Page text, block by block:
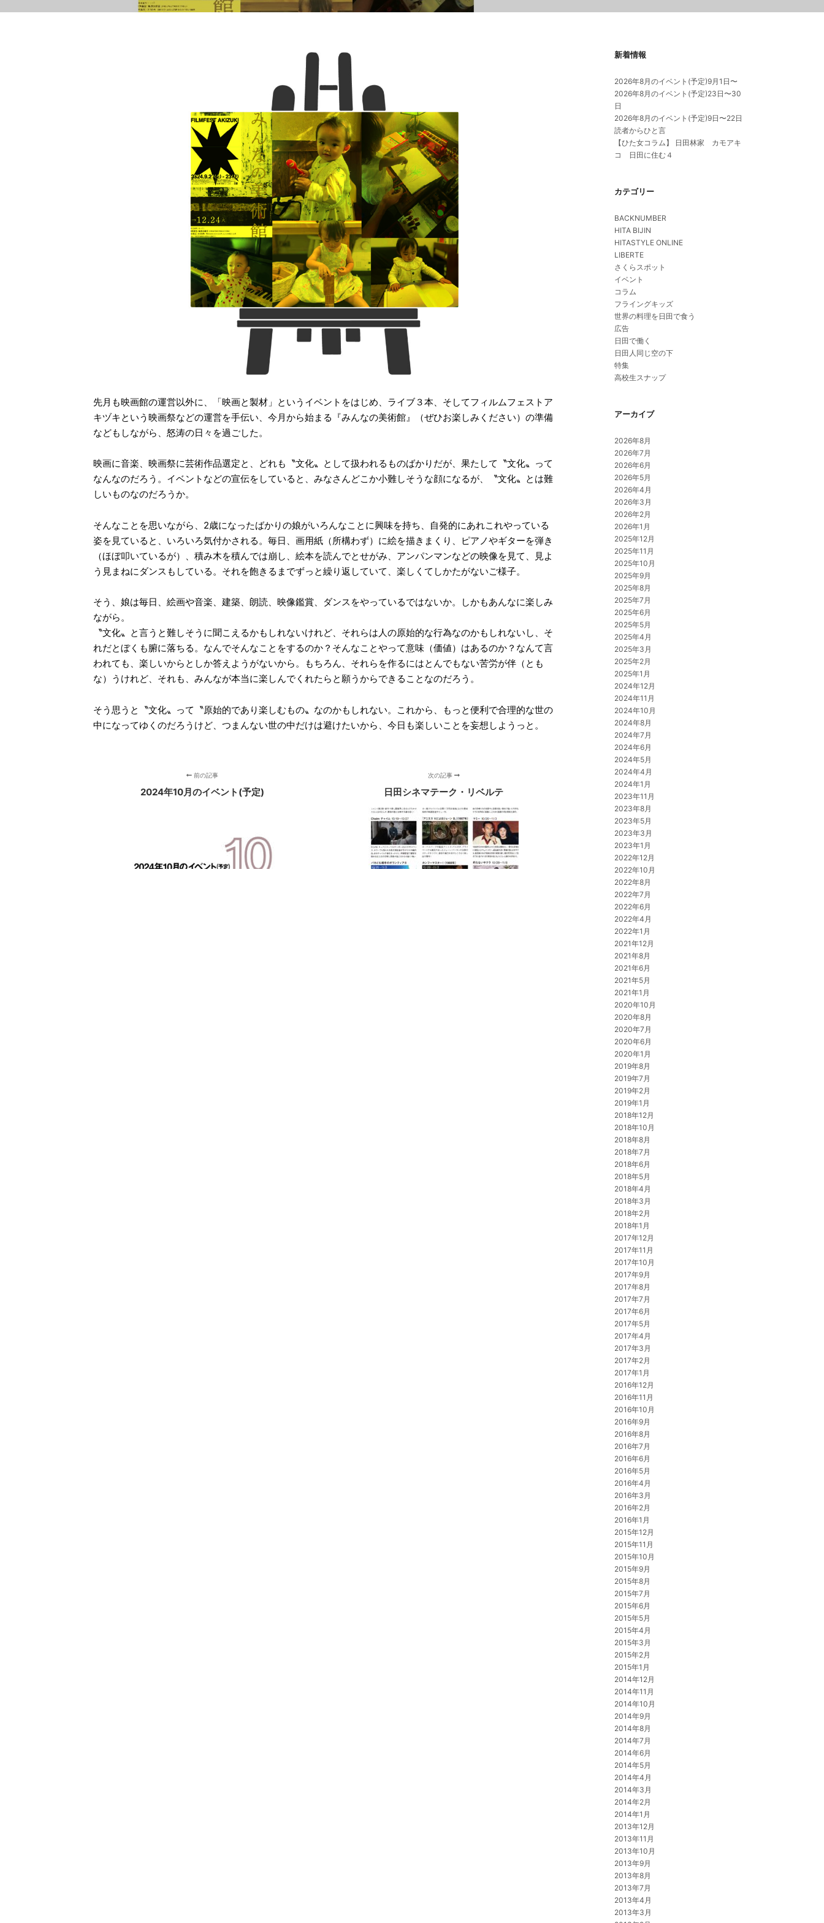
先月も映画館の運営以外に、「映画と製材」というイベントをはじめ、ライブ３本、そしてフィルムフェストア
キヅキという映画祭などの運営を手伝い、今月から始まる『みんなの美術館』（ぜひお楽しみください）の準備
などもしながら、怒涛の日々を過ごした。
映画に音楽、映画祭に芸術作品選定と、どれも〝文化〟として扱われるものばかりだが、果たして〝文化〟って
なんなのだろう。イベントなどの宣伝をしていると、みなさんどこか小難しそうな顔になるが、〝文化〟とは難
しいものなのだろうか。
そんなことを思いながら、2歳になったばかりの娘がいろんなことに興味を持ち、自発的にあれこれやっている
姿を見ていると、いろいろ気付かされる。毎日、画用紙（所構わず）に絵を描きまくり、ピアノやギターを弾き
（ほぼ叩いているが）、積み木を積んでは崩し、絵本を読んでとせがみ、アンパンマンなどの映像を見て、見よ
う見まねにダンスもしている。それを飽きるまでずっと繰り返していて、楽しくてしかたがないご様子。
そう、娘は毎日、絵画や音楽、建築、朗読、映像鑑賞、ダンスをやっているではないか。しかもあんなに楽しみ
ながら。
〝文化〟と言うと難しそうに聞こえるかもしれないけれど、それらは人の原始的な行為なのかもしれないし、そ
れだとぼくも腑に落ちる。なんでそんなことをするのか？そんなことやって意味（価値）はあるのか？なんて言
われても、楽しいからとしか答えようがないから。もちろん、それらを作るにはとんでもない苦労が伴（とも
な）うけれど、それも、みんなが本当に楽しんでくれたらと願うからできることなのだろう。
そう思うと〝文化〟って〝原始的であり楽しむもの〟なのかもしれない。これから、もっと便利で合理的な世の
中になってゆくのだろうけど、つまんない世の中だけは避けたいから、今日も楽しいことを妄想しようっと。
前の記事
2024年10月のイベント(予定)
次の記事
日田シネマテーク・リベルテ
新着情報
2026年8月のイベント(予定)9月1日〜
2026年8月のイベント(予定)23日〜30
日
2026年8月のイベント(予定)9日〜22日
読者からひと言
【ひた女コラム】 日田林家 カモアキ
コ 日田に住む４
カテゴリー
BACKNUMBER
HITA BIJIN
HITASTYLE ONLINE
LIBERTE
さくらスポット
イベント
コラム
フライングキッズ
世界の料理を日田で食う
広告
日田で働く
日田人同じ空の下
特集
高校生スナップ
アーカイブ
2026年8月
2026年7月
2026年6月
2026年5月
2026年4月
2026年3月
2026年2月
2026年1月
2025年12月
2025年11月
2025年10月
2025年9月
2025年8月
2025年7月
2025年6月
2025年5月
2025年4月
2025年3月
2025年2月
2025年1月
2024年12月
2024年11月
2024年10月
2024年8月
2024年7月
2024年6月
2024年5月
2024年4月
2024年1月
2023年11月
2023年8月
2023年5月
2023年3月
2023年1月
2022年12月
2022年10月
2022年8月
2022年7月
2022年6月
2022年4月
2022年1月
2021年12月
2021年8月
2021年6月
2021年5月
2021年1月
2020年10月
2020年8月
2020年7月
2020年6月
2020年1月
2019年8月
2019年7月
2019年2月
2019年1月
2018年12月
2018年10月
2018年8月
2018年7月
2018年6月
2018年5月
2018年4月
2018年3月
2018年2月
2018年1月
2017年12月
2017年11月
2017年10月
2017年9月
2017年8月
2017年7月
2017年6月
2017年5月
2017年4月
2017年3月
2017年2月
2017年1月
2016年12月
2016年11月
2016年10月
2016年9月
2016年8月
2016年7月
2016年6月
2016年5月
2016年4月
2016年3月
2016年2月
2016年1月
2015年12月
2015年11月
2015年10月
2015年9月
2015年8月
2015年7月
2015年6月
2015年5月
2015年4月
2015年3月
2015年2月
2015年1月
2014年12月
2014年11月
2014年10月
2014年9月
2014年8月
2014年7月
2014年6月
2014年5月
2014年4月
2014年3月
2014年2月
2014年1月
2013年12月
2013年11月
2013年10月
2013年9月
2013年8月
2013年7月
2013年4月
2013年3月